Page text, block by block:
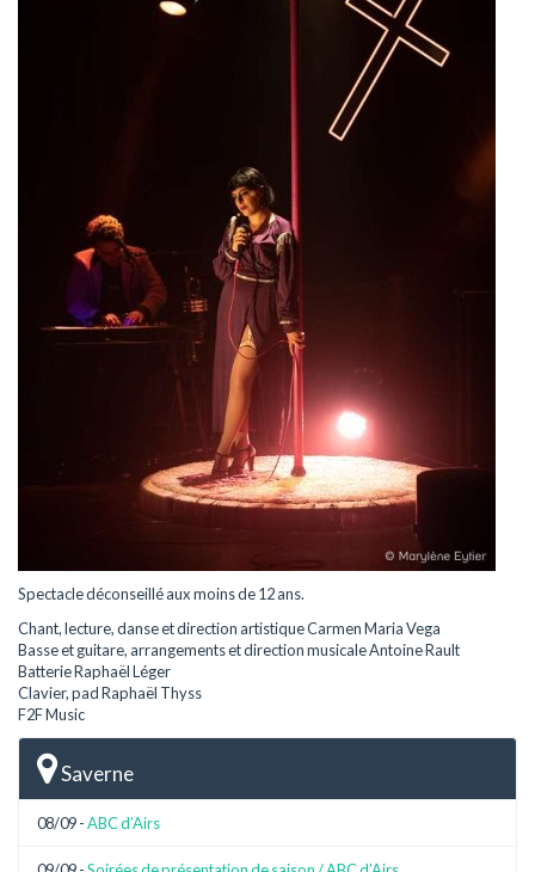
Spectacle déconseillé aux moins de 12 ans.
Chant, lecture, danse et direction artistique Carmen Maria Vega
Basse et guitare, arrangements et direction musicale Antoine Rault
Batterie Raphaël Léger
Clavier, pad Raphaël Thyss
F2F Music
Saverne
08/09 -ABC d’Airs